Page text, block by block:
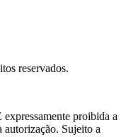
reservados.
proibida a
autorização. Sujeito a